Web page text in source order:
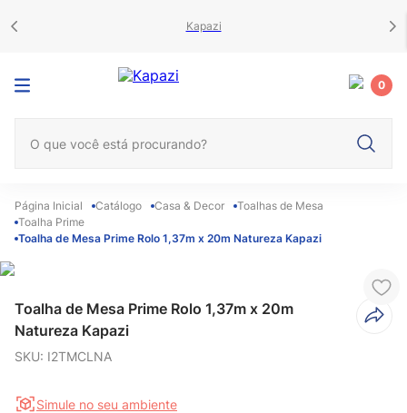
Kapazi
0
Catálogo Casa & Decor
Toalhas de Mesa
Toalha Prime
Toalha de Mesa Prime Rolo 1,37m x 20m Natureza Kapazi
Toalha de Mesa Prime Rolo 1,37m x 20m
Natureza Kapazi
SKU: I2TMCLNA
Simule no seu ambiente